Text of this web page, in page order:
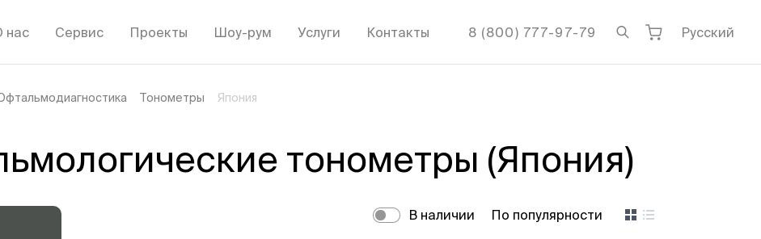
нас Сервис Проекты Шоу-рум Услуги Контакты 8 (800) 777-97-79 Русский
Тонометры Япония
тонометры (Япония)
В наличии По популярности